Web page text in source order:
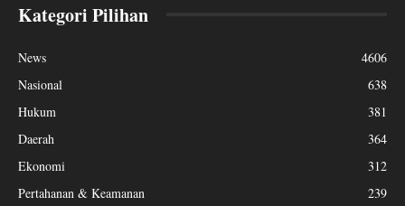
Kategori Pilihan
News
4606
Nasional
638
Hukum
381
Daerah
364
Ekonomi
312
Pertahanan & Keamanan
239